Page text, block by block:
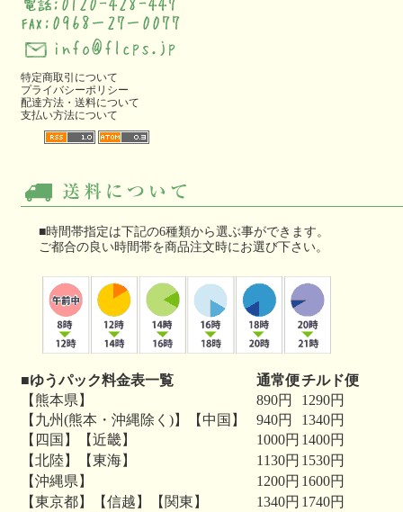
特定商取引について
プライバシーポリシー
配達方法・送料について
支払い方法について
■時間帯指定は下記の6種類から選ぶ事ができます。
ご都合の良い時間帯を商品注文時にお選び下さい。
■ゆうパック料金表一覧 通常便チルド便
【熊本県】
890円
1290円
【九州(熊本・沖縄除く)】【中国】
940円
1340円
【四国】【近畿】
1000円 1400円
【北陸】【東海】
1130円 1530円
【沖縄県】
1200円 1600円
【東京都】【信越】【関東】
1340円 1740円